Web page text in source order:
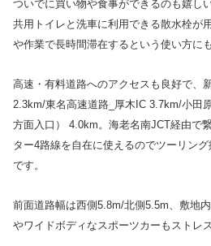
ついでに買い物や食事ができるのも嬉し
共用トイレと洗車に利用できる散水栓が
や作業で長時間滞在するという使い方に
高速・有料道路へのアクセスも良好で、
2.3km/東名高速道路_厚木IC 3.7km/小田
方面入口） 4.0km。海老名南JCT経由で
ター4路線を自在に使えるのでツーリン
です。
前面道路幅は西側5.8m/北側5.5m、敷地
やワイドボディなスポーツカーもストレ